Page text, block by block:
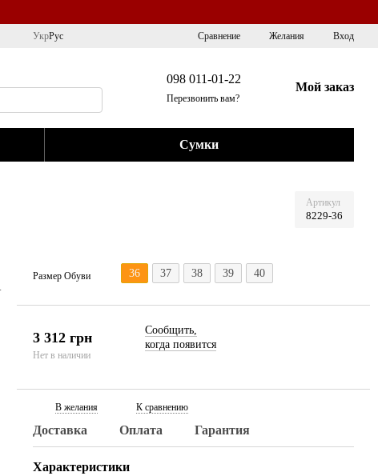
УкрРус Сравнение Желания Вход
098 011-01-22
Перезвонить вам?
Мой заказ
Сумки
Артикул
8229-36
Размер Обуви 36 37 38 39 40
3 312 грн
Нет в наличии
Сообщить,
когда появится
В желания К сравнению
Доставка Оплата Гарантия
Характеристики